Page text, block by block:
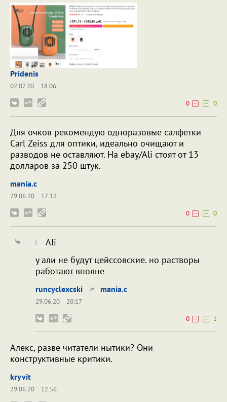
Pridenis
02.07.20
18:06
0
0
Для очков рекомендую одноразовые салфетки
Carl Zeiss для оптики, идеально очищают и
разводов не оставляют. На ebay/Ali стоят от 13
долларов за 250 штук.
mania.c
29.06.20
17:12
0
0
Ali
у али не будут цейссовские. но растворы
работают вполне
runcyclexcski mania.c
29.06.20
20:17
0
1
Алекс, разве читатели нытики? Они
конструктивные критики.
kryvit
29.06.20
12:56